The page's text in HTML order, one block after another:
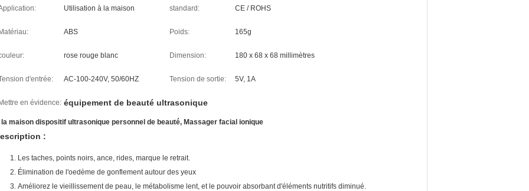
Utilisation à la maison standard: CE / ROHS
Matériau: ABS Poids: 165g
rose rouge blanc Dimension: 180 x 68 x 68 millimètres
d'entrée: AC-100-240V, 50/60HZ Tension de sortie: 5V, 1A
Mettre en évidence: équipement de beauté ultrasonique
la maison dispositif ultrasonique personnel de beauté, Massager facial ionique
:
Les taches, points noirs, ance, rides, marque le retrait.
Élimination de l'oedème de gonflement autour des yeux
Améliorez le vieillissement de peau, le métabolisme lent, et le pouvoir absorbant d'éléments nutritifs diminué.